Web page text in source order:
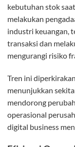
kebutuhan stok
melakukan
industri keuangan,
transaksi dan
mengurangi risiko
Tren ini
menunjukkan
mendorong
operasional
digital business